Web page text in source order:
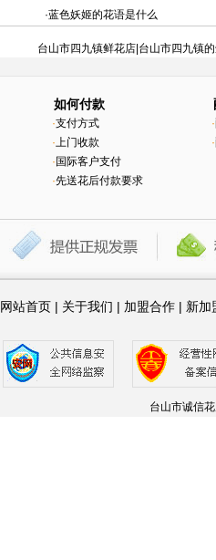
·蓝色妖姬的花语是什么
台山市四九镇鲜花店|台山市四九镇
如何付款
·支付方式
·上门收款
· 国际客户支付
·先送花后付款要求
·
·
网站首页 | 关于我们 | 加盟合作 | 新加
台山市诚信